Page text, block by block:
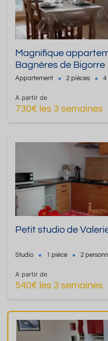
Magnifique
Bagnères de Bigorre
Appartement 2 pièces 4
A partir de
730€ les 3 semaines
Petit studio de
Studio 1 pièce 2
A partir de
540€ les 3 semaines